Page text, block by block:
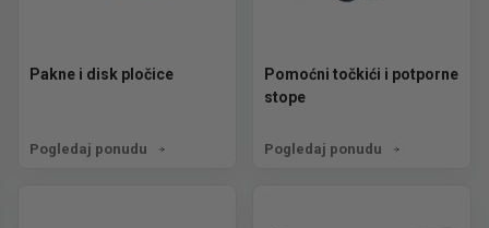
Pakne i disk pločice
Pogledaj ponudu
Pomoćni točkići i potporne
stope
Pogledaj ponudu